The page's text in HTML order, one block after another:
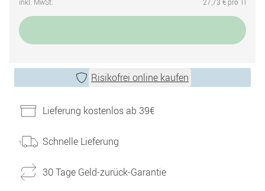
Risikofrei online kaufen
Lieferung kostenlos ab 39€
Schnelle Lieferung
30 Tage Geld-zurück-Garantie